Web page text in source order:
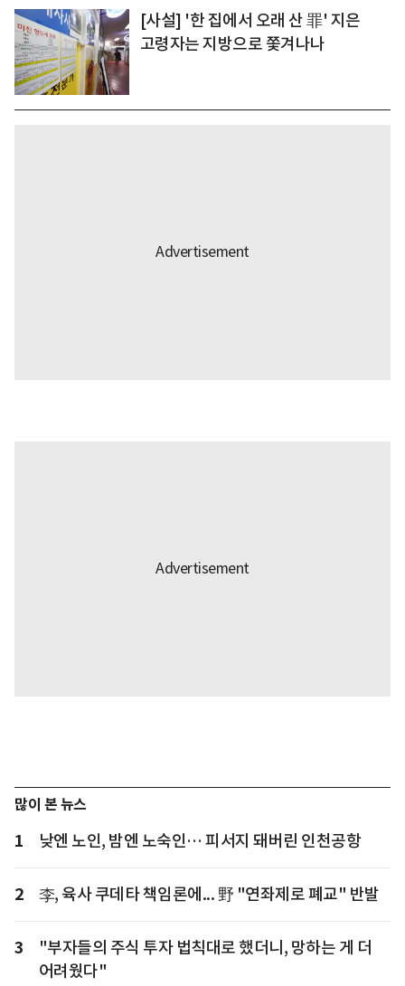
[사설] '한 집에서 오래 산 罪' 지은
고령자는 지방으로 쫓겨나나
많이 본 뉴스
1 낮엔 노인, 밤엔 노숙인… 피서지 돼버린 인천공항
2 李, 육사 쿠데타 책임론에... 野 "연좌제로 폐교" 반발
3
"부자들의 주식 투자 법칙대로 했더니, 망하는 게 더
어려웠다"